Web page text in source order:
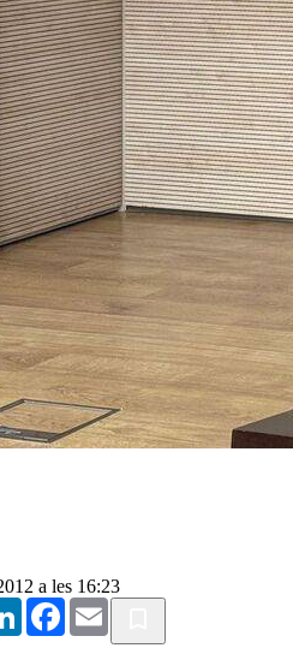
a les 16:23
LinkedInFacebook
Email